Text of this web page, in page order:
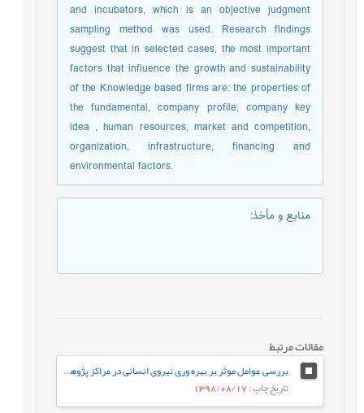
and incubators, which is an objective judgment
sampling method was used. Research findings
suggest that in selected cases, the most important
factors that influence the growth and sustainability
of the Knowledge based firms are: the properties of
the fundamental, company profile, company key
idea , human resources, market and competition,
organization, infrastructure, financing and
environmental factors.
منابع و مأخذ:
مقالات مرتبط
بررسی عوامل موثر بر بهره وری نیروی انسانی در مراکز پژوهشی(مطالعه موردی:پژوهشگاه صنعت نفت
تاریخ چاپ: 1398/08/17